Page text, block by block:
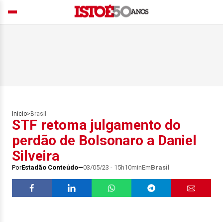
Início> Brasil
STF retoma julgamento do
perdão de Bolsonaro a Daniel
Silveira
PorEstadão Conteúdo 03/05/23 - 15h10minEmBrasil